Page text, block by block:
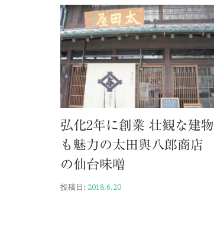
弘化2年に創業 壮観な建物
も魅力の太田與八郎商店
の仙台味噌
投稿日: 2018.6.20